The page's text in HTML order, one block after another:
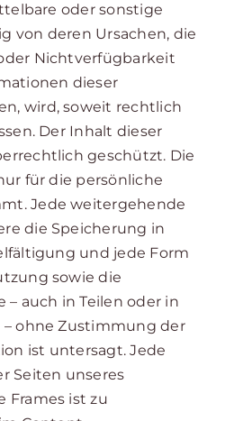
oder sonstige
von deren Ursachen, die
Nichtverfügbarkeit
dieser
wird, soweit rechtlich
Der Inhalt dieser
geschützt. Die
für die persönliche
Jede weitergehende
die Speicherung in
und jede Form
sowie die
auch in Teilen oder in
ohne Zustimmung der
ist untersagt. Jede
Seiten unseres
Frames ist zu